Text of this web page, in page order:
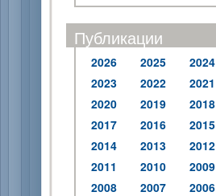
Публикации
2026 2025
2024
2023
2022
2021
2020
2019
2018
2017
2016
2015
2014
2013
2012
2011
2010
2009
2008
2007
2006